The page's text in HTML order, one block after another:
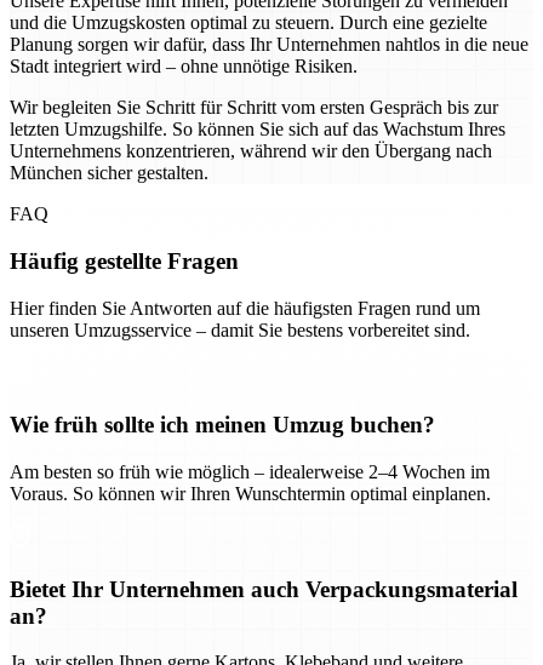
und die Umzugskosten optimal zu steuern. Durch eine gezielte
Planung sorgen wir dafür, dass Ihr Unternehmen nahtlos in die neue
Stadt integriert wird – ohne unnötige Risiken.
Wir begleiten Sie Schritt für Schritt vom ersten Gespräch bis zur
letzten Umzugshilfe. So können Sie sich auf das Wachstum Ihres
Unternehmens konzentrieren, während wir den Übergang nach
München sicher gestalten.
FAQ
Häufig gestellte Fragen
Hier finden Sie Antworten auf die häufigsten Fragen rund um
unseren Umzugsservice – damit Sie bestens vorbereitet sind.
Wie früh sollte ich meinen Umzug buchen?
Am besten so früh wie möglich – idealerweise 2–4 Wochen im
Voraus. So können wir Ihren Wunschtermin optimal einplanen.
Bietet Ihr Unternehmen auch Verpackungsmaterial
an?